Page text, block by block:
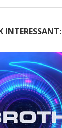
INTERESSANT: